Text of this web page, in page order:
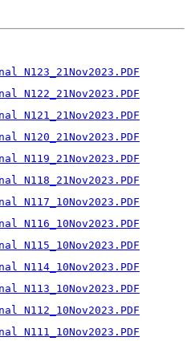
N123_21Nov2023.PDF
N122_21Nov2023.PDF
N121_21Nov2023.PDF
N120_21Nov2023.PDF
N119_21Nov2023.PDF
N118_21Nov2023.PDF
N117_10Nov2023.PDF
N116_10Nov2023.PDF
N115_10Nov2023.PDF
N114_10Nov2023.PDF
N113_10Nov2023.PDF
N112_10Nov2023.PDF
N111_10Nov2023.PDF